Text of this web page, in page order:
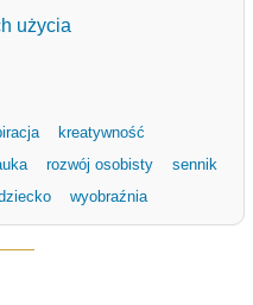
użycia
kreatywność
rozwój osobisty
sennik
wyobraźnia